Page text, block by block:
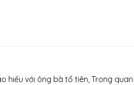
hiếu với ông bà tổ tiên, Trong quan